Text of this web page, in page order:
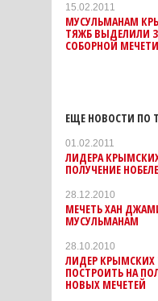
15.02.2011
МУСУЛЬМАНАМ
ТЯЖБ ВЫДЕЛИЛИ
СОБОРНОЙ МЕЧЕТИ
ЕЩЕ НОВОСТИ ПО
01.02.2011
ЛИДЕРА
ПОЛУЧЕНИЕ
28.12.2010
МЕЧЕТЬ ХАН
МУСУЛЬМАНАМ
28.10.2010
ЛИДЕР КРЫМСКИХ
ПОСТРОИТЬ НА
НОВЫХ МЕЧЕТЕЙ